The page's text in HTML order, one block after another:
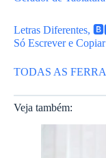
Letras
Só Escrever e
TODAS AS
Veja também: